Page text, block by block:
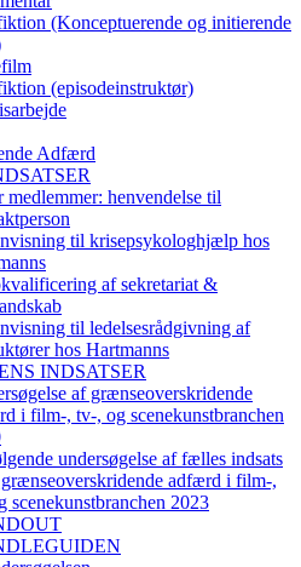
(Konceptuerende og initierende
(episodeinstruktør)
Adfærd
medlemmer: henvendelse til
til krisepsykologhjælp hos
af sekretariat &
til ledelsesrådgivning af
hos Hartmanns
INDSATSER
af grænseoverskridende
i film-, tv-, og scenekunstbranchen
undersøgelse af fælles indsats
adfærd i film-,
scenekunstbranchen 2023